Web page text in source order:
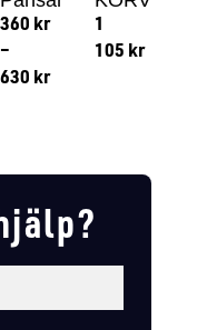
360 kr
–
630 kr
1
105 kr